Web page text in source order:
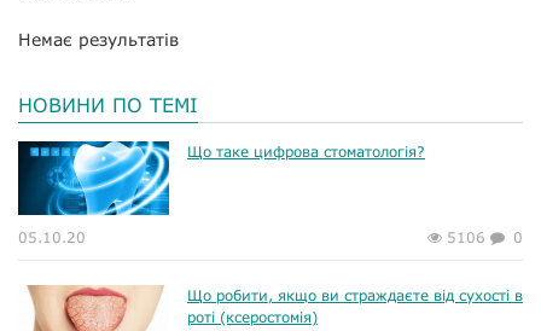
Немає результатів
НОВИНИ ПО ТЕМІ
Що таке цифрова стоматологія?
05.10.20 5106 0
Що робити, якщо ви страждаєте від сухості в
роті (ксеростомія)